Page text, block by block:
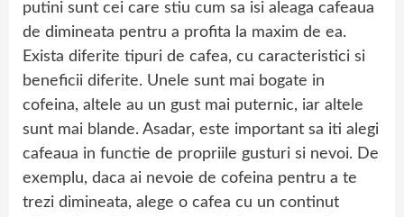
putini sunt cei care stiu cum sa isi aleaga cafeaua
de dimineata pentru a profita la maxim de ea.
Exista diferite tipuri de cafea, cu caracteristici si
beneficii diferite. Unele sunt mai bogate in
cofeina, altele au un gust mai puternic, iar altele
sunt mai blande. Asadar, este important sa iti alegi
cafeaua in functie de propriile gusturi si nevoi. De
exemplu, daca ai nevoie de cofeina pentru a te
trezi dimineata, alege o cafea cu un continut